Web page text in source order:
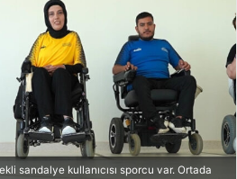
sandalye kullanıcısı sporcu var. Ortada